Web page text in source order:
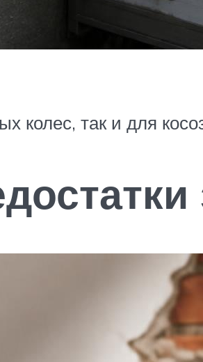
колес, так и для